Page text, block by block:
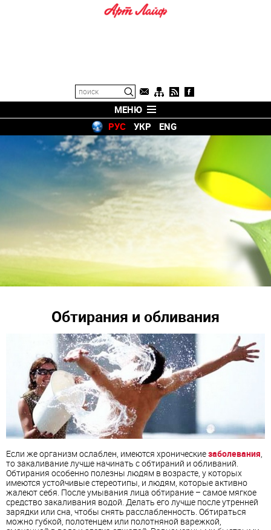
МЕНЮ
РУС
УКР ENG
Обтирания и обливания
Если же организм ослаблен, имеются хроническиезаболевания,
то закаливание лучше начинать с обтираний и обливаний.
Обтирания особенно полезны людям в возрасте, у которых
имеются устойчивые стереотипы, и людям, которые активно
жалеют себя. После умывания лица обтирание – самое мягкое
средство закаливания водой. Делать его лучше после утренней
зарядки или сна, чтобы снять расслабленность. Обтираться
можно губкой, полотенцем или полотняной варежкой,